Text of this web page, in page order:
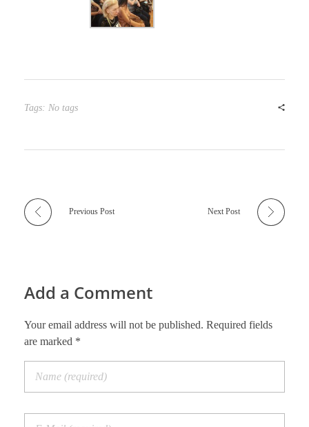
Tags: No tags
Previous Post Next Post
Add a Comment
Your email address will not be published. Required fields
are marked *